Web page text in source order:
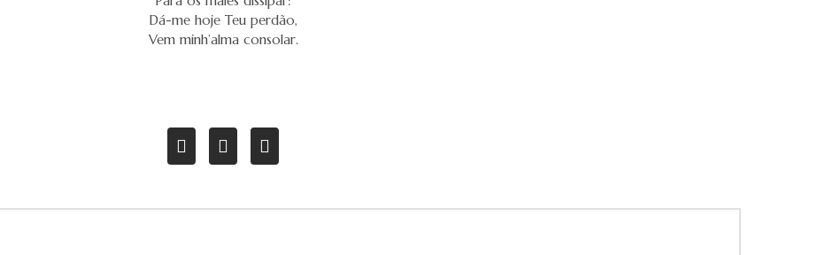
Dá-me hoje Teu perdão,
Vem minh’alma consolar.